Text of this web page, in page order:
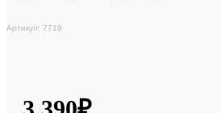
Артикул: 7719